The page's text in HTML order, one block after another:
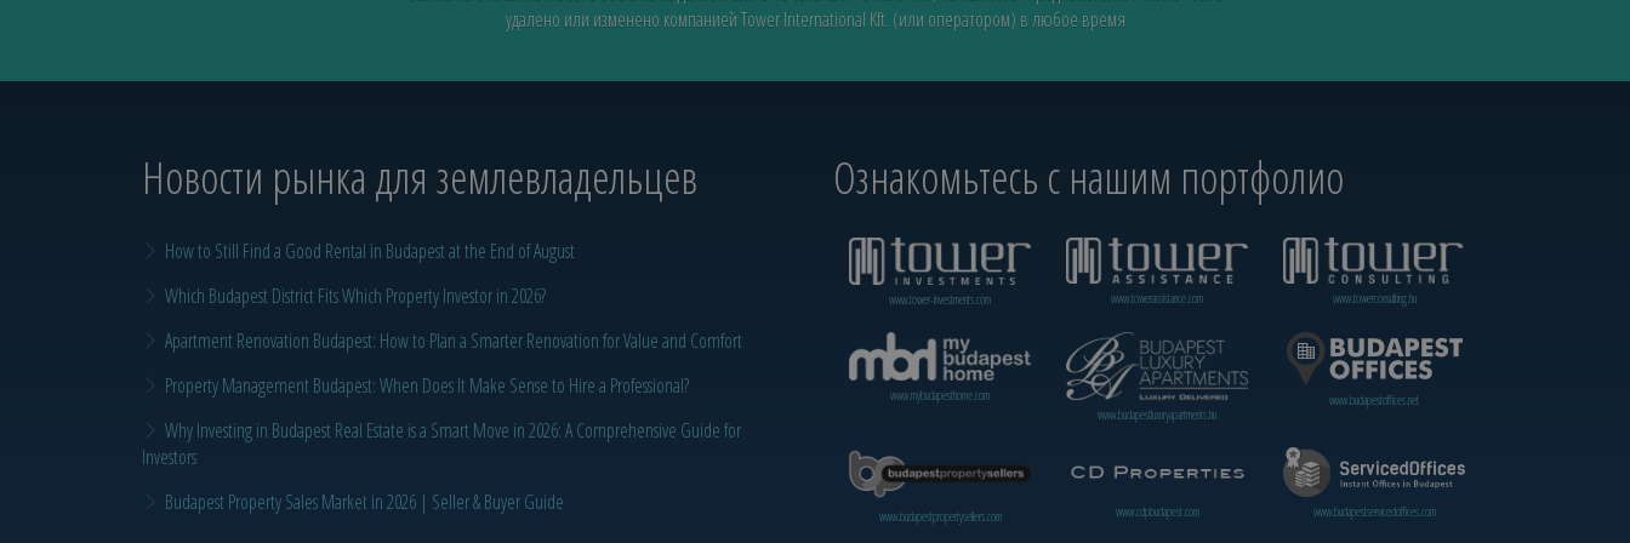
удалено или изменено компанией Tower International Kft. (или оператором) в любое время
Новости рынка для землевладельцев
How to Still Find a Good Rental in Budapest at the End of August
Which Budapest District Fits Which Property Investor in 2026?
Apartment Renovation Budapest: How to Plan a Smarter Renovation for Value and Comfort
Property Management Budapest: When Does It Make Sense to Hire a Professional?
Why Investing in Budapest Real Estate is a Smart Move in 2026: A Comprehensive Guide for
Investors
Budapest Property Sales Market in 2026 | Seller & Buyer Guide
Ознакомьтесь с нашим портфолио
www.tower-investments.com www.towerassistance.com www.towerconsulting.hu
www.mybudapesthome.com
www.budapestluxuryapartments.hu
www.budapestoffices.net
www.budapestpropertysellers.com www.cdpbudapest.com www.budapestservicedoffices.com